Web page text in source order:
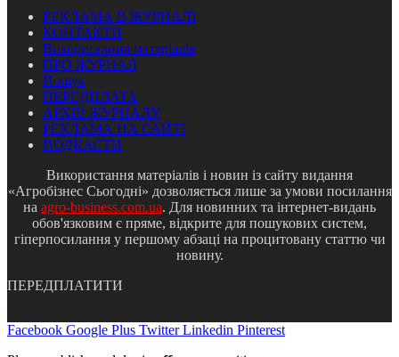
РЕКЛАМА В ЖУРНАЛІ
КОНТАКТИ
Використання матеріалів
ПРО ЖУРНАЛ
Пошук
ПЕРЕДПЛАТА
АРХІВ ЖУРНАЛУ
РЕКЛАМА НА САЙТІ
ПОДКАСТИ
Використання матеріалів і новин із сайту видання
«Агробізнес Сьогодні» дозволяється лише за умови посилання
на agro-business.com.ua. Для новинних та інтернет-видань
обов'язковим є пряме, відкрите для пошукових систем,
гіперпосилання у першому абзаці на процитовану статтю чи
новину.
ПЕРЕДПЛАТИТИ
Facebook Google Plus Twitter Linkedin Pinterest